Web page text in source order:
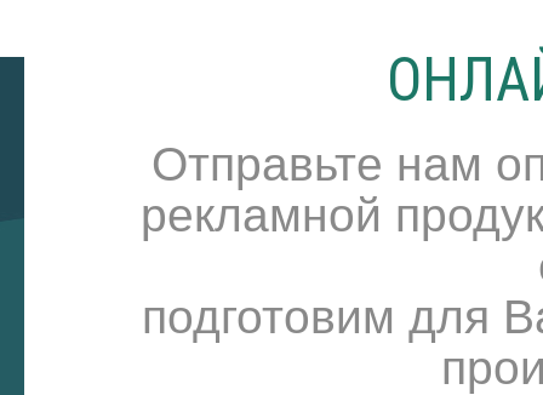
Отправьте нам
рекламной
подготовим для